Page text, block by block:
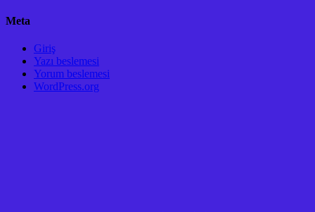
Meta
Giriş
Yazı beslemesi
Yorum beslemesi
WordPress.org